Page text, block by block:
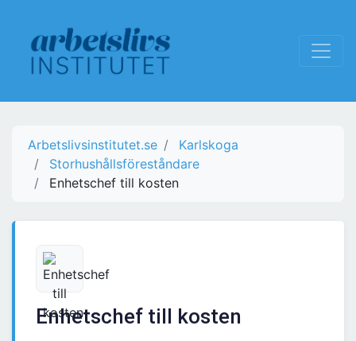
Arbetslivsinstitutet.se
Karlskoga
Storhushållsföreståndare
Enhetschef till kosten
Enhetschef till kosten